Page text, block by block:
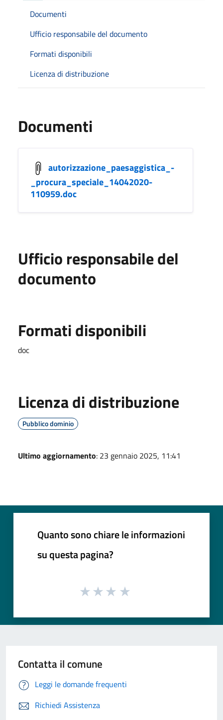
Documenti
Ufficio responsabile del documento
Formati disponibili
Licenza di distribuzione
Documenti
autorizzazione_paesaggistica_-
_procura_speciale_14042020-
110959.doc
Ufficio responsabile del
documento
Formati disponibili
doc
Licenza di distribuzione
Pubblico dominio
Ultimo aggiornamento: 23 gennaio 2025, 11:41
Quanto sono chiare le informazioni
su questa pagina?
Contatta il comune
Leggi le domande frequenti
Richiedi Assistenza